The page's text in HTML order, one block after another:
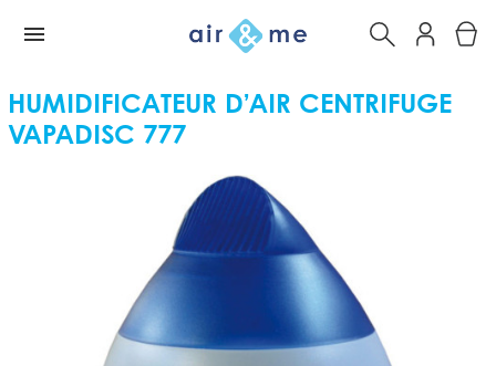
HUMIDIFICATEUR D’AIR CENTRIFUGE
VAPADISC 777